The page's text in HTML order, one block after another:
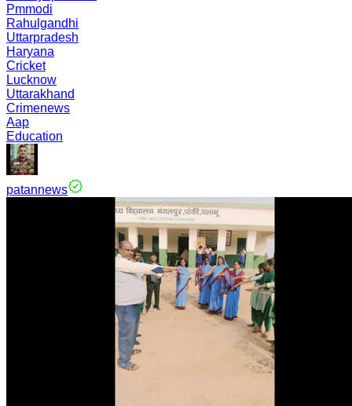
Pmmodi
Rahulgandhi
Uttarpradesh
Haryana
Cricket
Lucknow
Uttarakhand
Crimenews
Aap
Education
patannews